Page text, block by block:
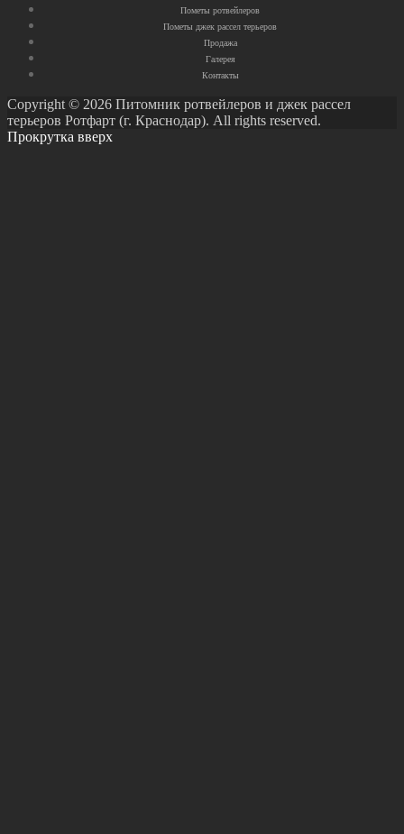
Пометы ротвейлеров
Пометы джек рассел терьеров
Продажа
Галерея
Контакты
Copyright © 2026 Питомник ротвейлеров и джек рассел
терьеров Ротфарт (г. Краснодар). All rights reserved.
Прокрутка вверх